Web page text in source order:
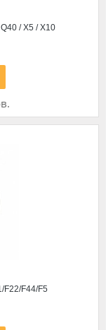
/ X5 / X10
F44/F5